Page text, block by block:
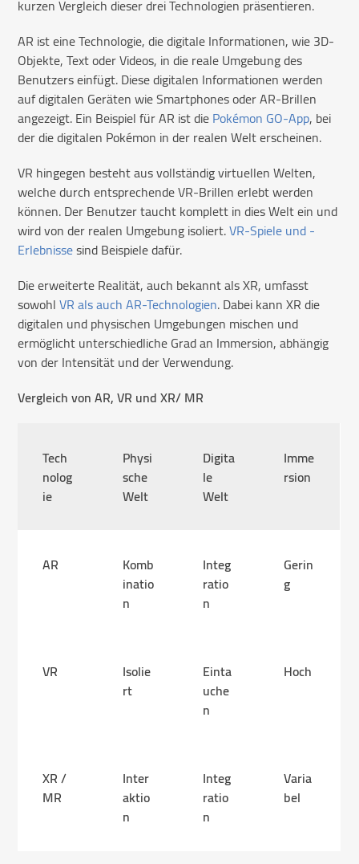
kurzen Vergleich dieser drei Technologien präsentieren.
AR ist eine Technologie, die digitale Informationen, wie 3D-
Objekte, Text oder Videos, in die reale Umgebung des
Benutzers einfügt. Diese digitalen Informationen werden
auf digitalen Geräten wie Smartphones oder AR-Brillen
angezeigt. Ein Beispiel für AR ist diePokémon GO-App, bei
der die digitalen Pokémon in der realen Welt erscheinen.
VR hingegen besteht aus vollständig virtuellen Welten,
welche durch entsprechende VR-Brillen erlebt werden
können. Der Benutzer taucht komplett in dies Welt ein und
wird von der realen Umgebung isoliert.VR-Spiele und -
Erlebnissesind Beispiele dafür.
Die erweiterte Realität, auch bekannt als XR, umfasst
sowohlVR als auch AR-Technologien. Dabei kann XR die
digitalen und physischen Umgebungen mischen und
ermöglicht unterschiedliche Grad an Immersion, abhängig
von der Intensität und der Verwendung.
Vergleich von AR, VR und XR/ MR
Tech
nolog
ie
Physi
sche
Welt
Digita
le
Welt
Imme
rsion
AR
Komb
inatio
n
Integ
ratio
n
Gerin
g
VR
Isolie
rt
Einta
uche
n
Hoch
XR /
MR
Inter
aktio
n
Integ
ratio
n
Varia
bel